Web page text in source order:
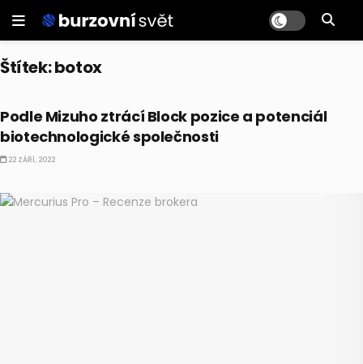
Štítek:botox
Podle Mizuho ztrácí Block pozice a potenciál
biotechnologické společnosti
22 ZÁŘÍ, 2022